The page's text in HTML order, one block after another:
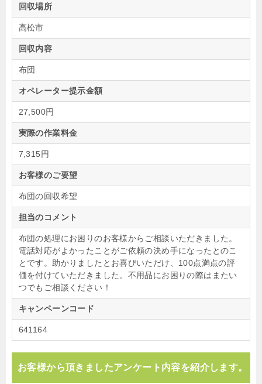
回収場所
高松市
回収内容
布団
オペレーター提示金額
27,500円
実際の作業料金
7,315円
お客様のご要望
布団の回収希望
担当のコメント
布団の処理にお困りのお客様からご相談いただきました。
電話対応がよかったことがご依頼の決め手になったとのこ
とです。助かりましたとお喜びいただけ、100点満点の評
価を付けていただきました。不用品にお困りの際はまたい
つでもご相談ください！
キャンペーンコード
641164
お客様から頂きましたアンケート内容を紹介します。